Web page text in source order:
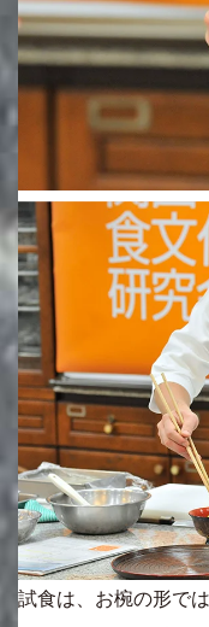
試食は、お椀の形で